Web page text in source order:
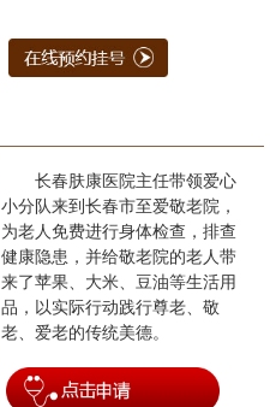
长春肤康医院主任带领爱心
小分队来到长春市至爱敬老院，
为老人免费进行身体检查，排查
健康隐患，并给敬老院的老人带
来了苹果、大米、豆油等生活用
品，以实际行动践行尊老、敬
老、爱老的传统美德。